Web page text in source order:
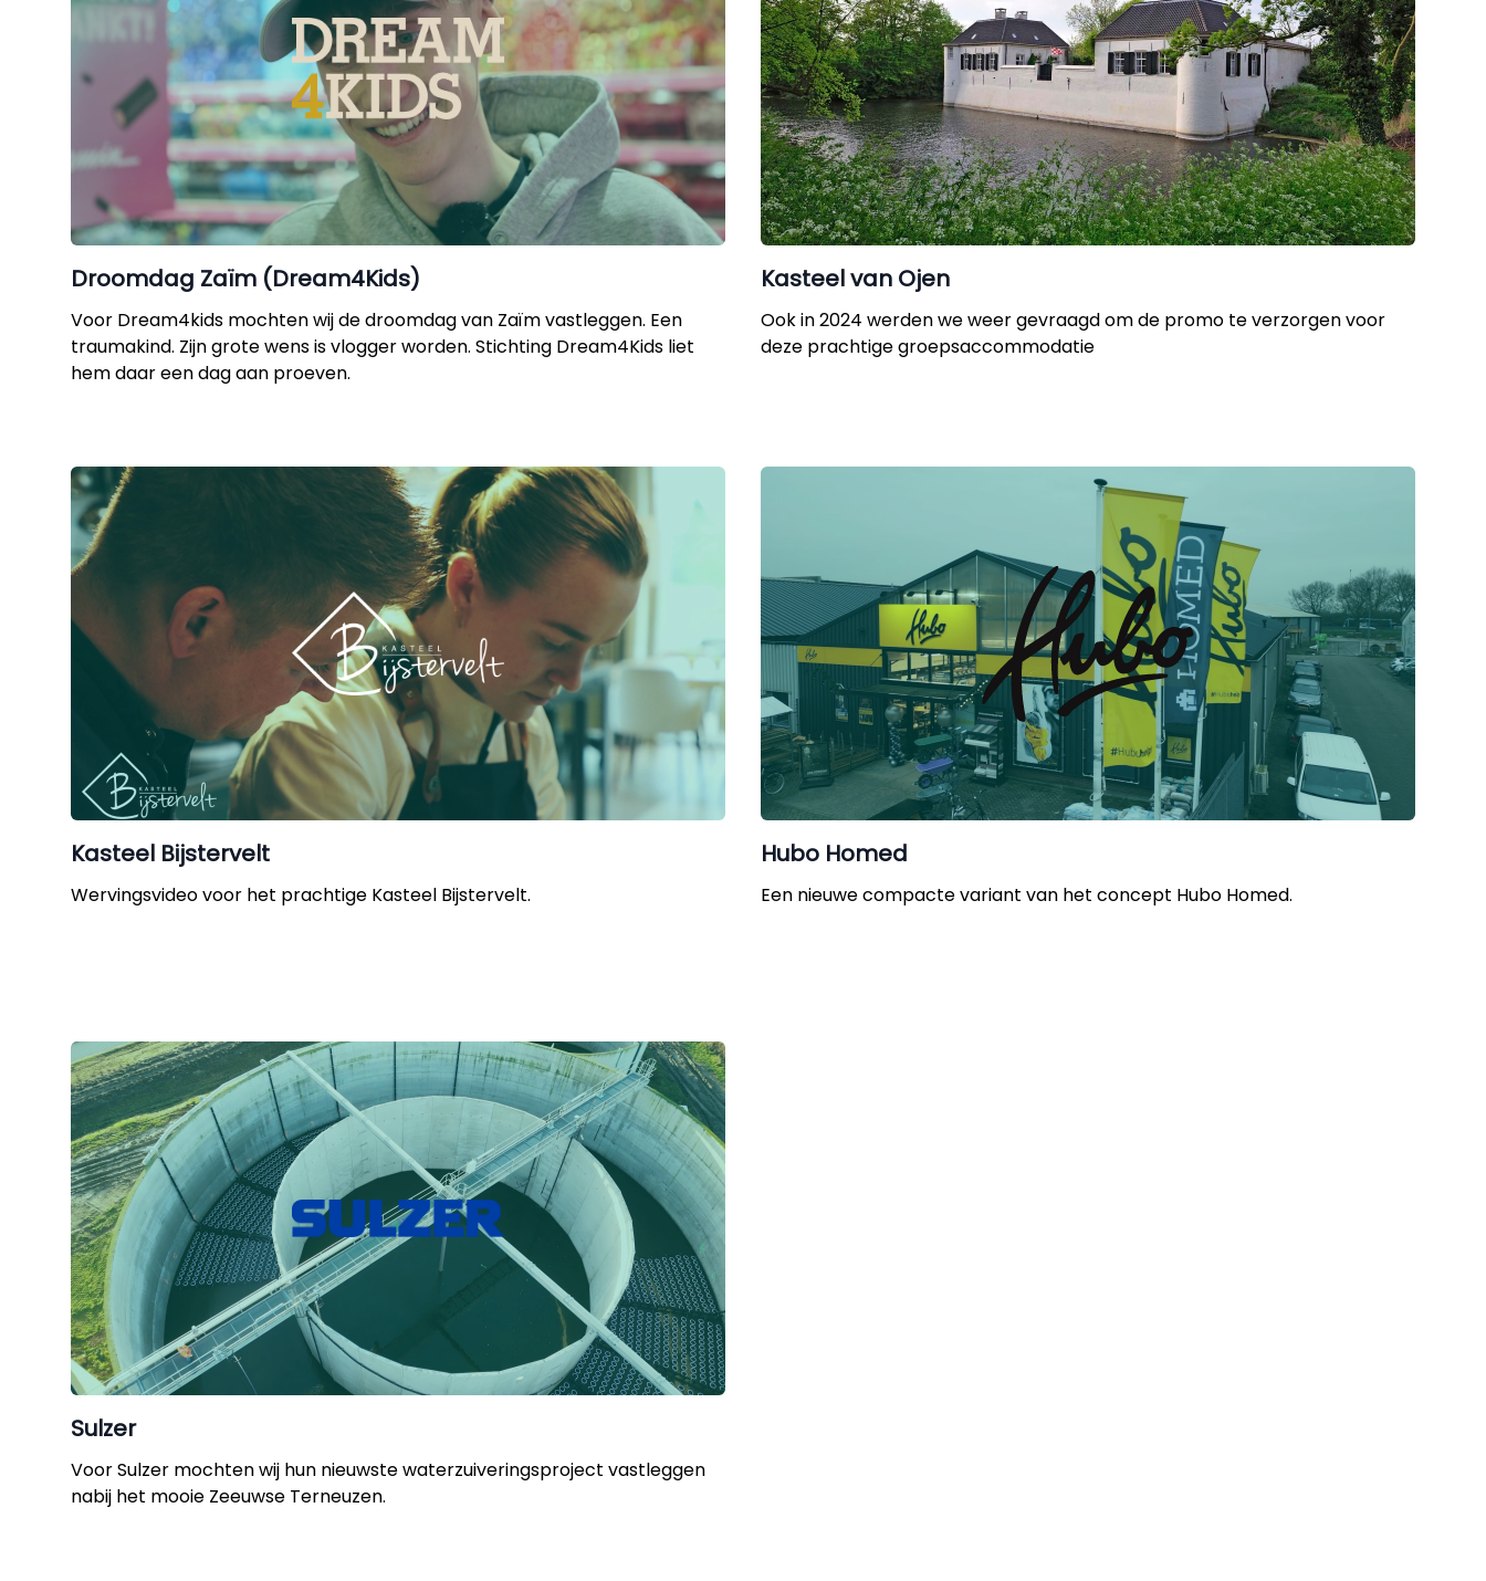
Droomdag Zaïm (Dream4Kids)
Voor Dream4kids mochten wij de droomdag van Zaïm vastleggen. Een
traumakind. Zijn grote wens is vlogger worden. Stichting Dream4Kids liet
hem daar een dag aan proeven.
Kasteel van Ojen
Ook in 2024 werden we weer gevraagd om de promo te verzorgen voor
deze prachtige groepsaccommodatie
Kasteel Bijstervelt
Wervingsvideo voor het prachtige Kasteel Bijstervelt.
Hubo Homed
Een nieuwe compacte variant van het concept Hubo Homed.
Sulzer
Voor Sulzer mochten wij hun nieuwste waterzuiveringsproject vastleggen
nabij het mooie Zeeuwse Terneuzen.